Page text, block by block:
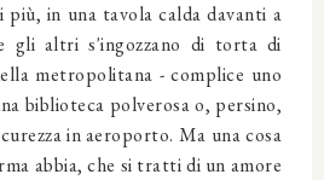
più, in una tavola calda davanti a
gli altri s'ingozzano di torta di
metropolitana - complice uno
biblioteca polverosa o, persino,
in aeroporto. Ma una cosa
abbia, che si tratti di un amore